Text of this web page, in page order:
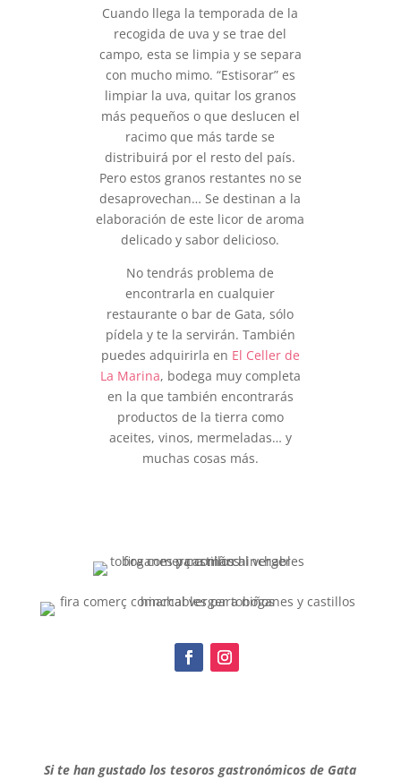
Cuando llega la temporada de la
recogida de uva y se trae del
campo, esta se limpia y se separa
con mucho mimo. “Estisorar” es
limpiar la uva, quitar los granos
más pequeños o que deslucen el
racimo que más tarde se
distribuirá por el resto del país.
Pero estos granos restantes no se
desaprovechan… Se destinan a la
elaboración de este licor de aroma
delicado y sabor delicioso.
No tendrás problema de
encontrarla en cualquier
restaurante o bar de Gata, sólo
pídela y te la servirán. También
puedes adquirirla en El Celler de
La Marina, bodega muy completa
en la que también encontrarás
productos de la tierra como
aceites, vinos, mermeladas… y
muchas cosas más.
Si te han gustado los tesoros gastronómicos de Gata